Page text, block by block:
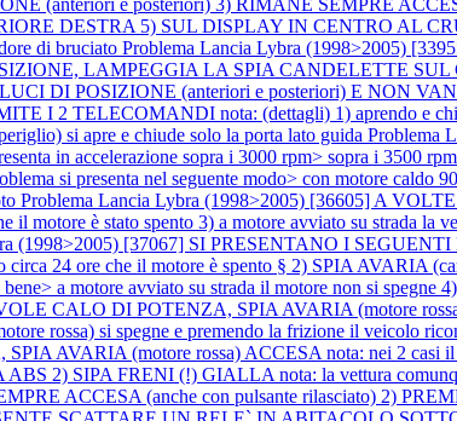
DESTRA 5) SUL DISPLAY IN CENTRO AL
di bruciato Problema Lancia Lybra (1998>2005)
LAMPEGGIA LA SPIA CANDELETTE SUL
DI POSIZIONE (anteriori e posteriori) E NON
I 2 TELECOMANDI nota: (dettagli) 1) aprendo e
si apre e chiude solo la porta lato guida Problema
in accelerazione sopra i 3000 rpm> sopra i 3500
si presenta nel seguente modo> con motore caldo
Problema Lancia Lybra (1998>2005) [36605] A
il motore è stato spento 3) a motore avviato su strada
(1998>2005) [37067] SI PRESENTANO I
circa 24 ore che il motore è spento § 2) SPIA AVARIA
a motore avviato su strada il motore non si spegne
CALO DI POTENZA, SPIA AVARIA (motore rossa)
rossa) si spegne e premendo la frizione il veicolo
AVARIA (motore rossa) ACCESA nota: nei 2 casi il
2) SIPA FRENI (!) GIALLA nota: la vettura
ACCESA (anche con pulsante rilasciato) 2)